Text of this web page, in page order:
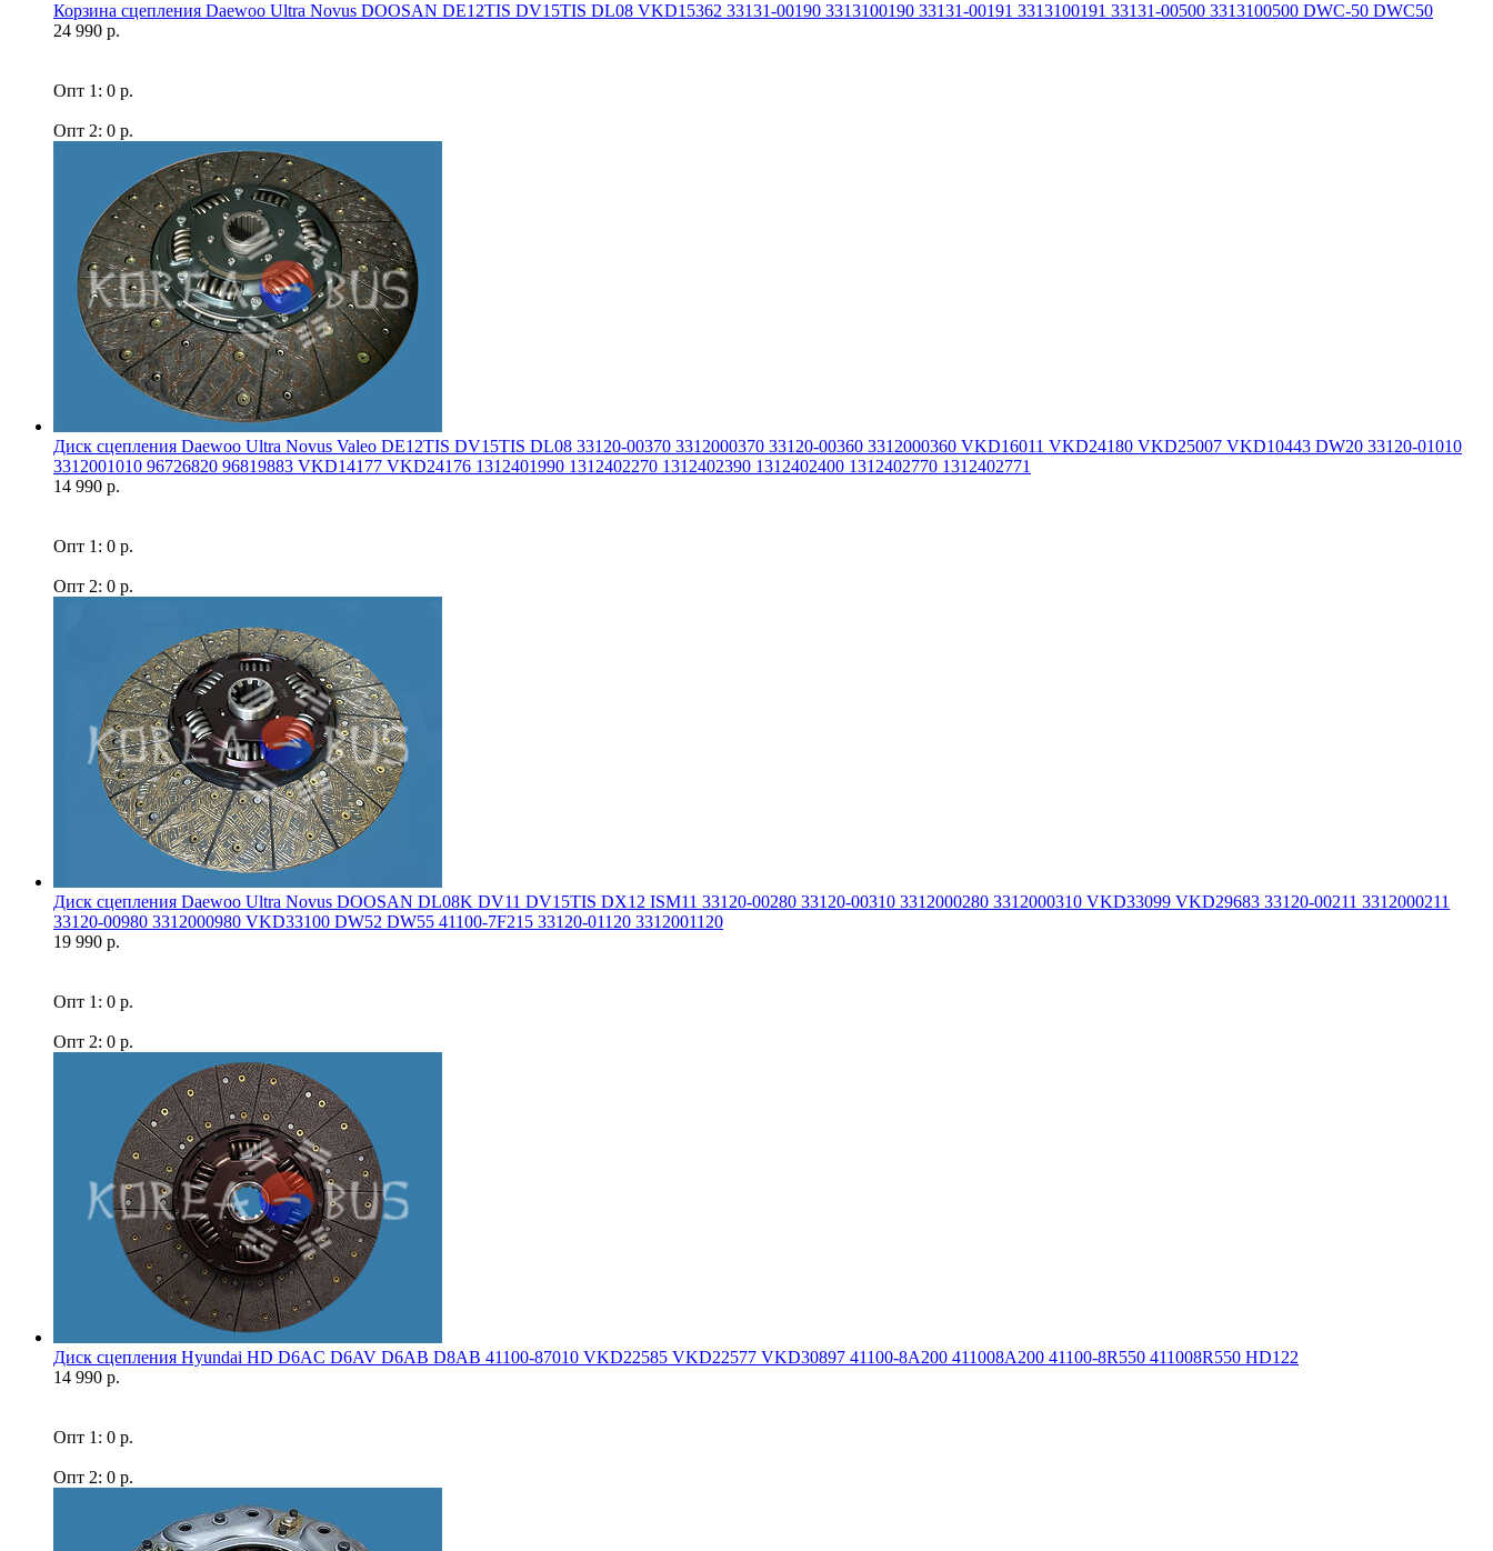
Корзина сцепления Daewoo Ultra Novus DOOSAN DE12TIS DV15TIS DL08 VKD15362 33131-00190 3313100190 33131-00191 3313100191 33131-00500 3313100500 DWC-50 DWC50
24 990 р.
Опт 1: 0 р.
Опт 2: 0 р.
Диск сцепления Daewoo Ultra Novus Valeo DE12TIS DV15TIS DL08 33120-00370 3312000370 33120-00360 3312000360 VKD16011 VKD24180 VKD25007 VKD10443 DW20 33120-01010
3312001010 96726820 96819883 VKD14177 VKD24176 1312401990 1312402270 1312402390 1312402400 1312402770 1312402771
14 990 р.
Опт 1: 0 р.
Опт 2: 0 р.
Диск сцепления Daewoo Ultra Novus DOOSAN DL08K DV11 DV15TIS DX12 ISM11 33120-00280 33120-00310 3312000280 3312000310 VKD33099 VKD29683 33120-00211 3312000211
33120-00980 3312000980 VKD33100 DW52 DW55 41100-7F215 33120-01120 3312001120
19 990 р.
Опт 1: 0 р.
Опт 2: 0 р.
Диск сцепления Hyundai HD D6AC D6AV D6AB D8AB 41100-87010 VKD22585 VKD22577 VKD30897 41100-8A200 411008A200 41100-8R550 411008R550 HD122
14 990 р.
Опт 1: 0 р.
Опт 2: 0 р.